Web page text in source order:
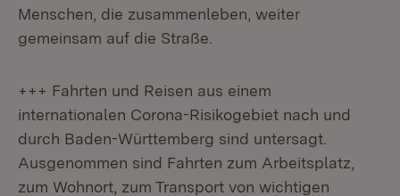
Menschen, die zusammenleben, weiter
gemeinsam auf die Straße.
+++ Fahrten und Reisen aus einem
internationalen Corona-Risikogebiet nach und
durch Baden-Württemberg sind untersagt.
Ausgenommen sind Fahrten zum Arbeitsplatz,
zum Wohnort, zum Transport von wichtigen